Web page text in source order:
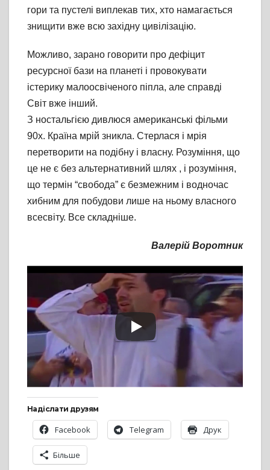
гори та пустелі виплекав тих, хто намагається
знищити вже всю західну цивілізацію.
Можливо, зарано говорити про дефіцит
ресурсної бази на планеті і провокувати
істерику малоосвіченого піпла, але справді
Світ вже інший.
З ностальгією дивлюся американські фільми
90х. Країна мрій зникла. Стерлася і мрія
перетворити на подібну і власну. Розуміння, що
це не є без альтернативний шлях , і розуміння,
що термін “свобода” є безмежним і водночас
хибним для побудови лише на ньому власного
всесвіту. Все складніше.
Валерій Воротник
Надіслати друзям
Facebook Telegram Друк
Більше